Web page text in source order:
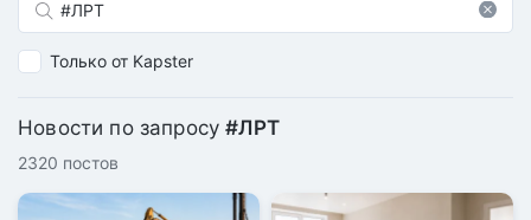
Только от Kapster
Новости по запросу#ЛРТ
2320 постов